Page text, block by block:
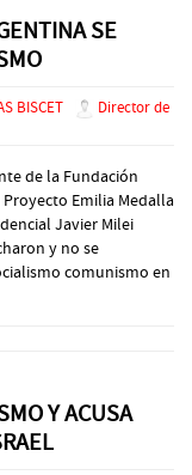
SE
BISCET
Director de
de la Fundación
Emilia Medalla
Javier Milei
y no se
comunismo en
Y ACUSA